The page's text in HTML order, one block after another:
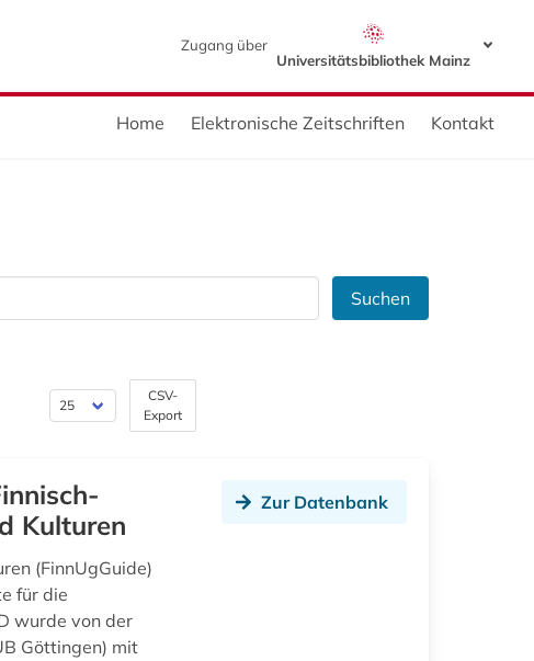
Zugang über
Universitätsbibliothek Mainz
Home Elektronische Zeitschriften Kontakt
Suchen
CSV-
Export
Kulturen
(FinnUgGuide)
für die
wurde von der
Göttingen) mit
Zur Datenbank